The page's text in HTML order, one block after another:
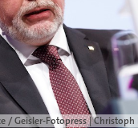
/ Geisler-Fotopress |